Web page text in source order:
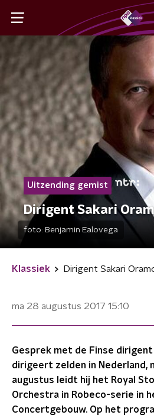
Uitzending gemist
Dirigent Sakari
foto: Benjamin Ealovega
Klassiek Dirigent Sakari
ma 28 augustus 2017 15:10
Gesprek met de Finse dirigent
dirigeert zelden in Nederland,
augustus leidt hij het Royal
Orchestra in Robeco-serie in
Concertgebouw. Op het